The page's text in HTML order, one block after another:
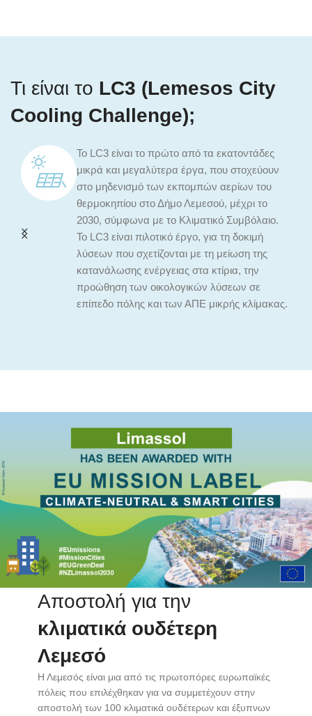
Τι είναι το LC3 (Lemesos City
Cooling Challenge);
του
Είναι μια συντονισμένη προσπάθεια για
της ικανότητας λήψης αποφάσεων, “από
προς τα πάνω”, αρχικά στο Δήμο
στόχο το συσχεδιασμό λύσεων που
μείωση της θερμοκρασίας στην πόλη, το
μετριασμό της κλιματικής αλλαγής και
προσαρμογή σε αυτή.
Αποστολή για την
κλιματικά ουδέτερη
Λεμεσό
Η Λεμεσός είναι μια από τις πρωτοπόρες ευρωπαϊκές
πόλεις που επιλέχθηκαν για να συμμετέχουν στην
αποστολή των 100 κλιματικά ουδέτερων και έξυπνων